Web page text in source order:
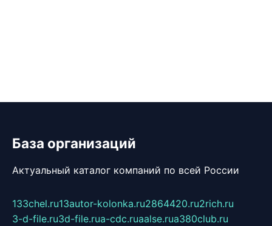
База организаций
Актуальный каталог компаний по всей России
133chel.ru13autor-kolonka.ru2864420.ru2rich.ru
3-d-file.ru3d-file.rua-cdc.ruaalse.rua380club.ru